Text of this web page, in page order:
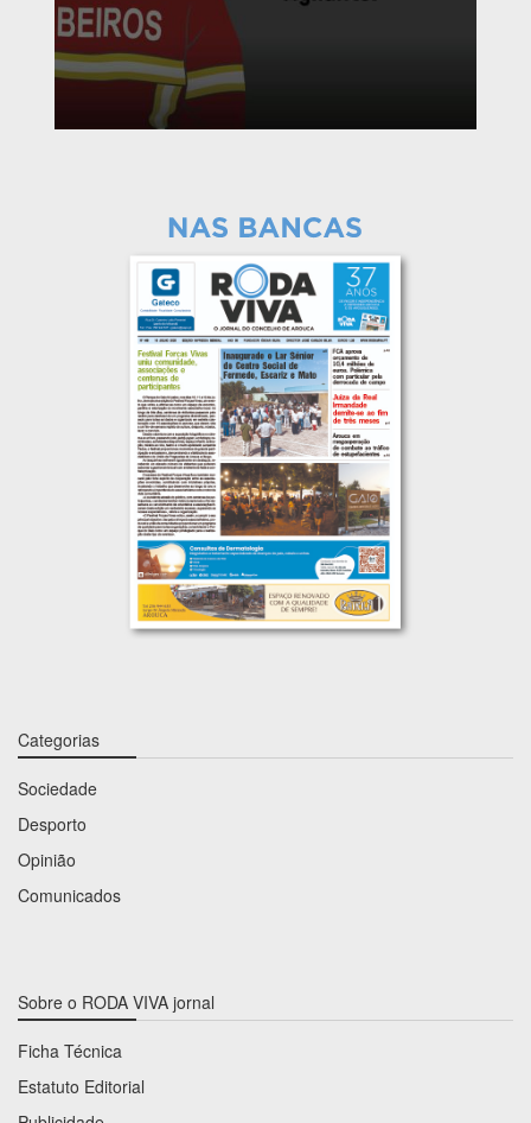
Categorias
Sociedade
Desporto
Opinião
Comunicados
Sobre o RODA VIVA jornal
Ficha Técnica
Estatuto Editorial